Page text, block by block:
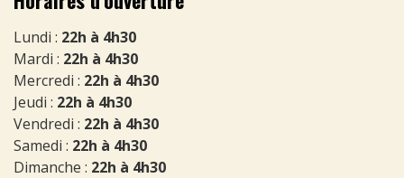
Lundi : 22h à 4h30
Mardi : 22h à 4h30
Mercredi : 22h à 4h30
Jeudi : 22h à 4h30
Vendredi : 22h à 4h30
Samedi : 22h à 4h30
Dimanche : 22h à 4h30